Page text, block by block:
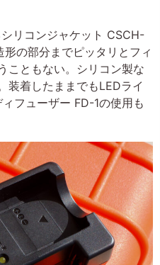
リコンジャケット CSCH-
の部分までピッタリとフィ
こともない。シリコン製な
装着したままでもLEDライ
フューザー FD-1の使用も